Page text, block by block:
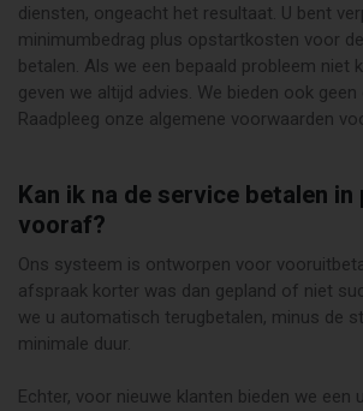
diensten, ongeacht het resultaat. U bent
minimumbedrag plus opstartkosten voor
betalen. Als we een bepaald probleem niet
geven we altijd advies. We bieden ook
Raadpleeg onze algemene voorwaarden
Kan ik na de service betalen
vooraf?
Ons systeem is ontworpen voor
afspraak korter was dan gepland of niet
we u automatisch terugbetalen, minus de
minimale duur.
Echter, voor nieuwe klanten bieden we een